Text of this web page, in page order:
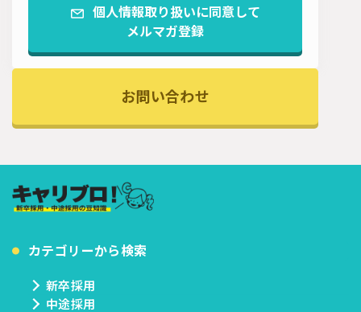
個人情報取り扱いに同意して
メルマガ登録
お問い合わせ
カテゴリーから検索
新卒採用
中途採用